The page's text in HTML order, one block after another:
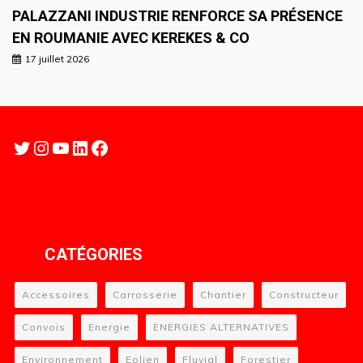
PALAZZANI INDUSTRIE RENFORCE SA PRÉSENCE
EN ROUMANIE AVEC KEREKES & CO
17 juillet 2026
Twitter
Instagram
YouTube
LinkedIn
Facebook
CATÉGORIES
Accessoires Carrosserie Chantier Constructeur
Convois Energie ENERGIES ALTERNATIVES
Environnement Eolien Fluvial Forestier